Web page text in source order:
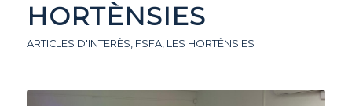
HORTÈNSIES
ARTICLES D'INTERÈS, FSFA, LES HORTÈNSIES